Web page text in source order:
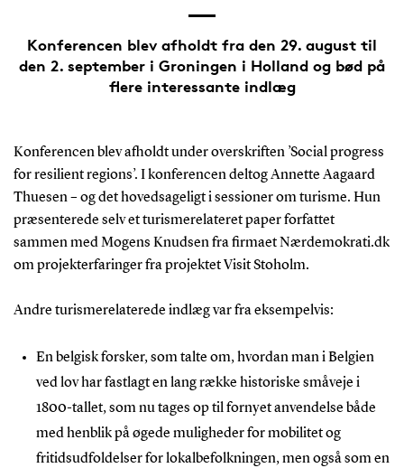
Konferencen blev afholdt fra den 29. august til
den 2. september i Groningen i Holland og bød på
flere interessante indlæg
Konferencen blev afholdt under overskriften ’Social progress
for resilient regions’. I konferencen deltog Annette Aagaard
Thuesen – og det hovedsageligt i sessioner om turisme. Hun
præsenterede selv et turismerelateret paper forfattet
sammen med Mogens Knudsen fra firmaet Nærdemokrati.dk
om projekterfaringer fra projektet Visit Stoholm.
Andre turismerelaterede indlæg var fra eksempelvis:
En belgisk forsker, som talte om, hvordan man i Belgien
ved lov har fastlagt en lang række historiske småveje i
1800-tallet, som nu tages op til fornyet anvendelse både
med henblik på øgede muligheder for mobilitet og
fritidsudfoldelser for lokalbefolkningen, men også som en